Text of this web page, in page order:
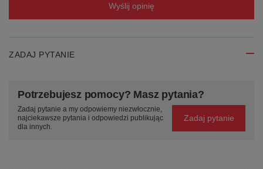
Wyślij opinię
ZADAJ PYTANIE
Potrzebujesz pomocy? Masz pytania?
Zadaj pytanie a my odpowiemy niezwłocznie,
najciekawsze pytania i odpowiedzi publikując
dla innych.
Zadaj pytanie